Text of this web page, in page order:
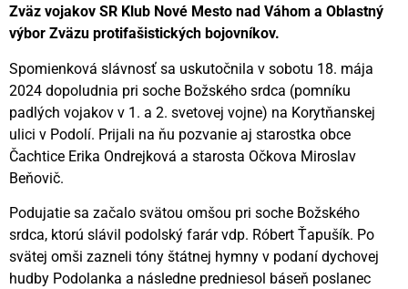
Zväz vojakov SR Klub Nové Mesto nad Váhom a Oblastný
výbor Zväzu protifašistických bojovníkov.
Spomienková slávnosť sa uskutočnila v sobotu 18. mája
2024 dopoludnia pri soche Božského srdca (pomníku
padlých vojakov v 1. a 2. svetovej vojne) na Korytňanskej
ulici v Podolí. Prijali na ňu pozvanie aj starostka obce
Čachtice Erika Ondrejková a starosta Očkova Miroslav
Beňovič.
Podujatie sa začalo svätou omšou pri soche Božského
srdca, ktorú slávil podolský farár vdp. Róbert Ťapušík. Po
svätej omši zazneli tóny štátnej hymny v podaní dychovej
hudby Podolanka a následne predniesol báseň poslanec